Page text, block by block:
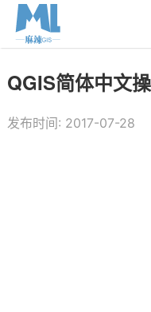
QGIS简体中文
发布时间: 2017-07-28